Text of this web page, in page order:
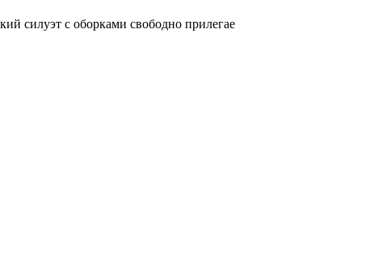
силуэт с оборками свободно прилегае